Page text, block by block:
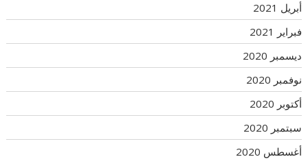
أبريل 2021
فبراير 2021
ديسمبر 2020
نوفمبر 2020
أكتوبر 2020
سبتمبر 2020
أغسطس 2020